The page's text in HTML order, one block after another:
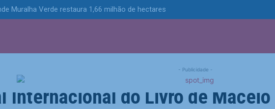
Muralha Verde restaura 1,66 milhão de hectares
- Publicidade -
Barros lança seu primeiro livro
Internacional do Livro de Maceió